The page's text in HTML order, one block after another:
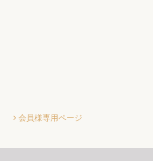
会員様専用ページ